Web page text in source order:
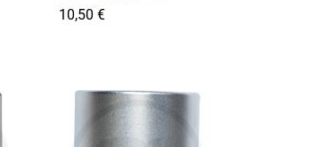
10,50 €
10,50 €